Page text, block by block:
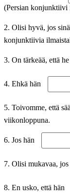
(Persian konjunktiivi
2. Olisi hyvä, jos sinä
konjunktiivia
3. On tärkeää, että he
4. Ehkä hän
5. Toivomme, että sää
viikonloppuna.
6. Jos hän
7. Olisi mukavaa, jos
8. En usko, että hän